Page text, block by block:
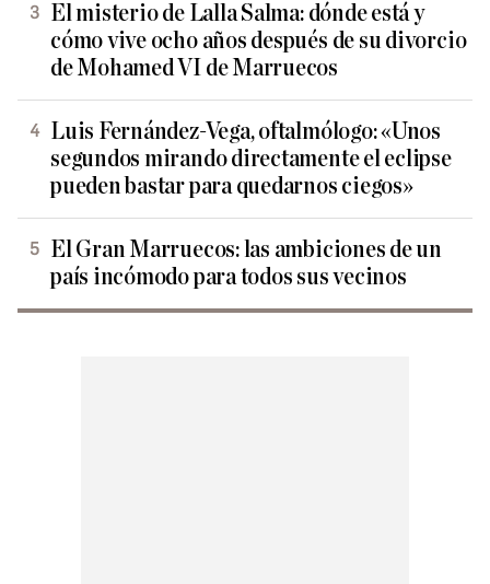
El misterio de Lalla Salma: dónde está y
cómo vive ocho años después de su divorcio
de Mohamed VI de Marruecos
Luis Fernández-Vega, oftalmólogo: «Unos
segundos mirando directamente el eclipse
pueden bastar para quedarnos ciegos»
El Gran Marruecos: las ambiciones de un
país incómodo para todos sus vecinos